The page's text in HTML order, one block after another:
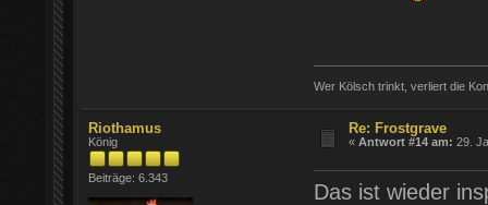
Wer Kölsch trinkt, verliert die
Riothamus
König
Beiträge: 6.343
Re: Frostgrave
«Antwort #14 am: 29.
Das ist wieder